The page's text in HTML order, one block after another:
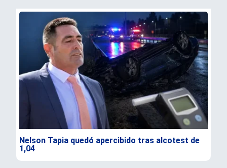
Nelson Tapia quedó apercibido tras alcotest de
1,04